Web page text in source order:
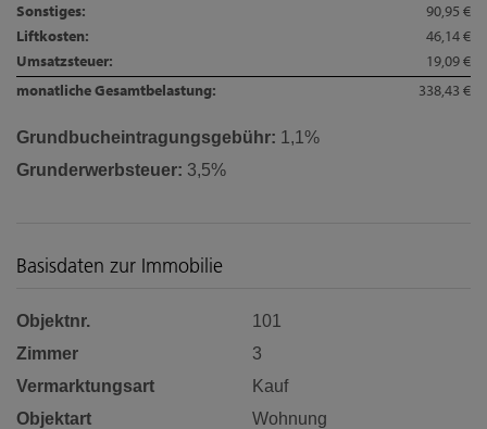
Sonstiges:
90,95 €
Liftkosten:
46,14 €
Umsatzsteuer:
19,09 €
monatliche Gesamtbelastung:
338,43 €
Grundbucheintragungsgebühr: 1,1%
Grunderwerbsteuer: 3,5%
Basisdaten zur Immobilie
Objektnr.
101
Zimmer
3
Vermarktungsart
Kauf
Objektart
Wohnung